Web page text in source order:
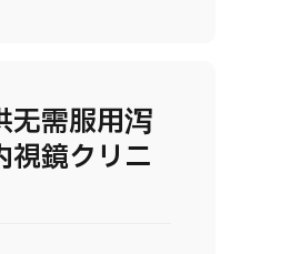
无需服用泻
鏡クリニ